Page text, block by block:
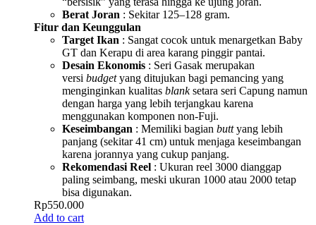
Berat Joran : Sekitar 125–128 gram.
Fitur dan Keunggulan
Target Ikan : Sangat cocok untuk menargetkan Baby
GT dan Kerapu di area karang pinggir pantai.
Desain Ekonomis : Seri Gasak merupakan
versi budgetyang ditujukan bagi pemancing yang
menginginkan kualitas blanksetara seri Capung namun
dengan harga yang lebih terjangkau karena
menggunakan komponen non-Fuji.
Keseimbangan : Memiliki bagian buttyang lebih
panjang (sekitar 41 cm) untuk menjaga keseimbangan
karena jorannya yang cukup panjang.
Rekomendasi Reel : Ukuran reel 3000 dianggap
paling seimbang, meski ukuran 1000 atau 2000 tetap
bisa digunakan.
Rp550.000
Add to cart